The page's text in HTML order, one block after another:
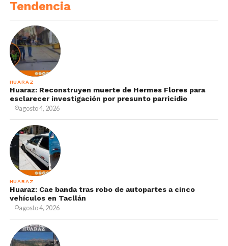
Tendencia
HUARAZ
Huaraz: Reconstruyen muerte de Hermes Flores para
esclarecer investigación por presunto parricidio
agosto 4, 2026
HUARAZ
Huaraz: Cae banda tras robo de autopartes a cinco
vehículos en Tacllán
agosto 4, 2026